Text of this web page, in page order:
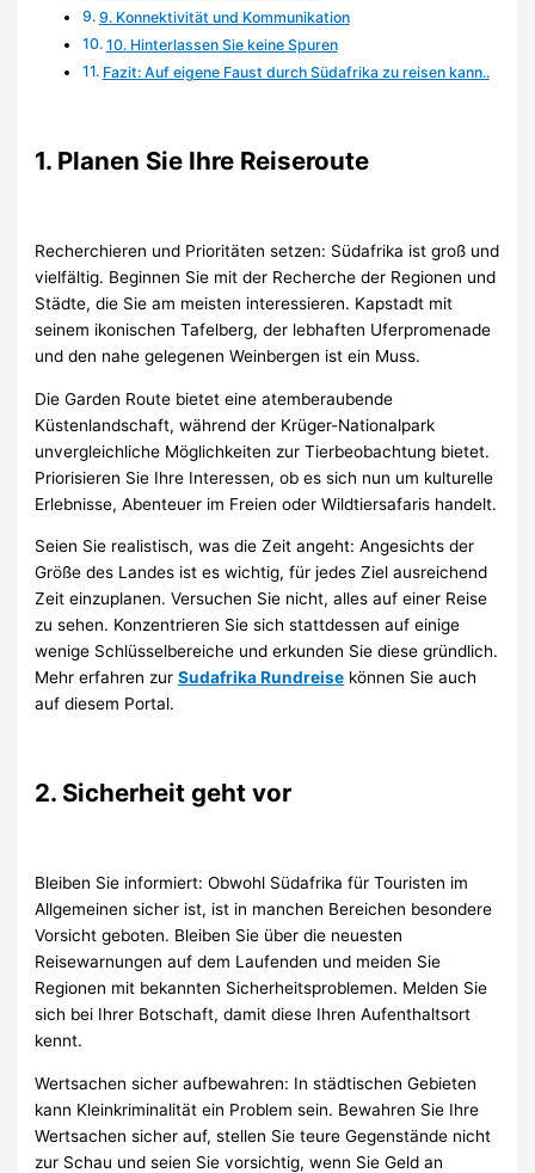
9. Konnektivität und Kommunikation
10. Hinterlassen Sie keine Spuren
Fazit: Auf eigene Faust durch Südafrika zu reisen kann..
1. Planen Sie Ihre Reiseroute
Recherchieren und Prioritäten setzen: Südafrika ist groß und
vielfältig. Beginnen Sie mit der Recherche der Regionen und
Städte, die Sie am meisten interessieren. Kapstadt mit
seinem ikonischen Tafelberg, der lebhaften Uferpromenade
und den nahe gelegenen Weinbergen ist ein Muss.
Die Garden Route bietet eine atemberaubende
Küstenlandschaft, während der Krüger-Nationalpark
unvergleichliche Möglichkeiten zur Tierbeobachtung bietet.
Priorisieren Sie Ihre Interessen, ob es sich nun um kulturelle
Erlebnisse, Abenteuer im Freien oder Wildtiersafaris handelt.
Seien Sie realistisch, was die Zeit angeht: Angesichts der
Größe des Landes ist es wichtig, für jedes Ziel ausreichend
Zeit einzuplanen. Versuchen Sie nicht, alles auf einer Reise
zu sehen. Konzentrieren Sie sich stattdessen auf einige
wenige Schlüsselbereiche und erkunden Sie diese gründlich.
Mehr erfahren zurSudafrika Rundreise können Sie auch
auf diesem Portal.
2. Sicherheit geht vor
Bleiben Sie informiert: Obwohl Südafrika für Touristen im
Allgemeinen sicher ist, ist in manchen Bereichen besondere
Vorsicht geboten. Bleiben Sie über die neuesten
Reisewarnungen auf dem Laufenden und meiden Sie
Regionen mit bekannten Sicherheitsproblemen. Melden Sie
sich bei Ihrer Botschaft, damit diese Ihren Aufenthaltsort
kennt.
Wertsachen sicher aufbewahren: In städtischen Gebieten
kann Kleinkriminalität ein Problem sein. Bewahren Sie Ihre
Wertsachen sicher auf, stellen Sie teure Gegenstände nicht
zur Schau und seien Sie vorsichtig, wenn Sie Geld an